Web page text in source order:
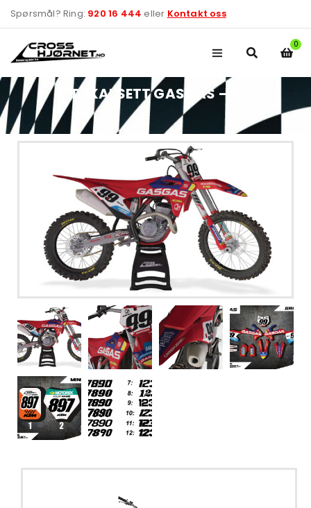
Spørsmål? Ring: 920 16 444 eller Kontakt oss
0
DEKALSETT GASGAS – 3